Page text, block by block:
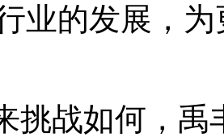
业的发展，
挑战如何，